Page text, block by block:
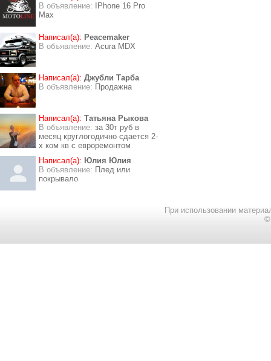
В объявление:
IPhone 16 Pro
Max
Написал(а): Peacemaker
В объявление: Acura MDX
Написал(а): Джубли Тарба
В объявление: Продажна
Написал(а): Татьяна Рыкова
В объявление: за 30т руб в
месяц круглогодично сдается 2-
х ком кв с евроремонтом
Написал(а): Юлия Юлия
В объявление: Плед или
покрывало
При использовании